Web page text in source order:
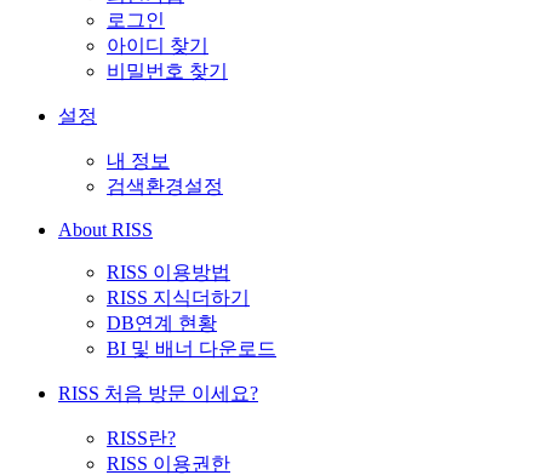
로그인
아이디 찾기
비밀번호 찾기
설정
내 정보
검색환경설정
About RISS
RISS 이용방법
RISS 지식더하기
DB연계 현황
BI 및 배너 다운로드
RISS 처음 방문 이세요?
RISS란?
RISS 이용권한